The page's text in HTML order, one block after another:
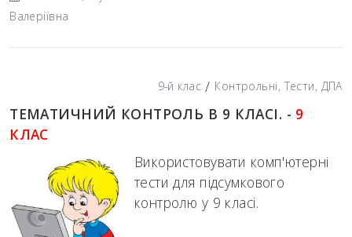
Валеріївна
9-й клас / Контрольні, Тести, ДПА
ТЕМАТИЧНИЙ КОНТРОЛЬ В 9 КЛАСІ. - 9
КЛАС
Використовувати комп'ютерні
тести для підсумкового
контролю у 9 класі.